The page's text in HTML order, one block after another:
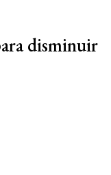
disminuir